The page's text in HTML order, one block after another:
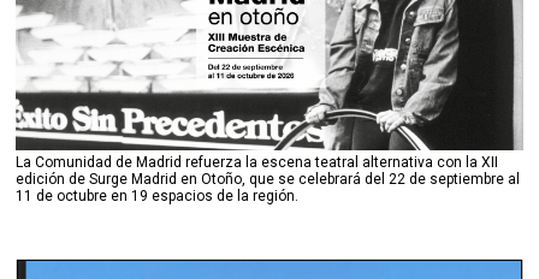
La Comunidad de Madrid refuerza la escena teatral alternativa con la XII
edición de Surge Madrid en Otoño, que se celebrará del 22 de septiembre al
11 de octubre en 19 espacios de la región.